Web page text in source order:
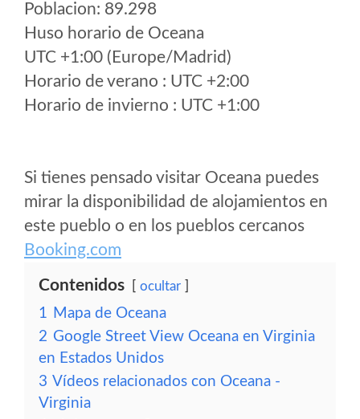
Poblacion: 89.298
Huso horario de Oceana
UTC +1:00 (Europe/Madrid)
Horario de verano : UTC +2:00
Horario de invierno : UTC +1:00
Si tienes pensado visitar Oceana puedes
mirar la disponibilidad de alojamientos en
este pueblo o en los pueblos cercanos
Booking.com
Contenidos ocultar
1 Mapa de Oceana
2 Google Street View Oceana en Virginia
en Estados Unidos
3 Vídeos relacionados con Oceana -
Virginia